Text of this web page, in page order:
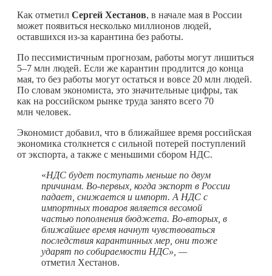
Как отметил Сергей Хестанов, в начале мая в России
может появиться несколько миллионов людей,
оставшихся из-за карантина без работы.
По пессимистичным прогнозам, работы могут лишиться
5–7 млн людей. Если же карантин продлится до конца
мая, то без работы могут остаться и вовсе 20 млн людей.
По словам экономиста, это значительные цифры, так
как на российском рынке труда занято всего 70
млн человек.
Экономист добавил, что в ближайшее время российская
экономика столкнется с сильной потерей поступлений
от экспорта, а также с меньшими сбором НДС.
«НДС будет поступать меньше по двум
причинам. Во-первых, когда экспорт в России
падает, снижается и импорт. А НДС с
импортных товаров является весомой
частью пополнения бюджета. Во-вторых, в
ближайшее время начнут чувствоваться
последствия карантинных мер, они тоже
ударят по собираемости НДС», —
отметил Хестанов.